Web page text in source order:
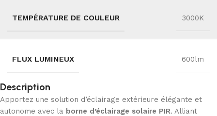
TEMPÉRATURE DE COULEUR 3000K
FLUX LUMINEUX 600lm
Description
Apportez une solution d’éclairage extérieure élégante et
autonome avec la borne d’éclairage solaire PIR. Alliant